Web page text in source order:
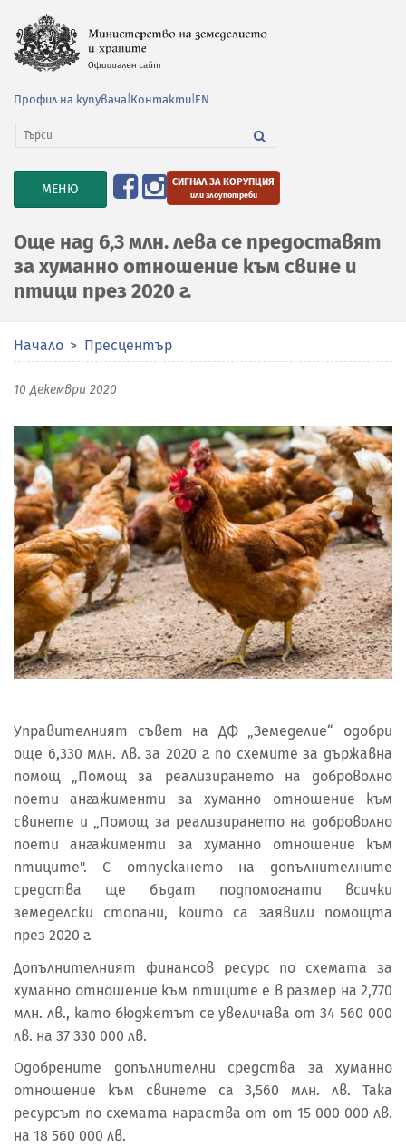
Профил на купувача Контакти EN
TOGGLE
NAVIGATION
МЕНЮ СИГНАЛ ЗА КОРУПЦИЯ
или злоупотреби
Още над 6,3 млн. лева се предоставят
за хуманно отношение към свине и
птици през 2020 г.
Начало Пресцентър
10 Декември 2020
Управителният съвет на ДФ „Земеделие“ одобри
още 6,330 млн. лв. за 2020 г. по схемите за държавна
помощ „Помощ за реализирането на доброволно
поети ангажименти за хуманно отношение към
свинете и „Помощ за реализирането на доброволно
поети ангажименти за хуманно отношение към
птиците". С отпускането на допълнителните
средства ще бъдат подпомогнати всички
земеделски стопани, които са заявили помощта
през 2020 г.
Допълнителният финансов ресурс по схемата за
хуманно отношение към птиците е в размер на 2,770
млн. лв., като бюджетът се увеличава от 34 560 000
лв. на 37 330 000 лв.
Одобрените допълнителни средства за хуманно
отношение към свинете са 3,560 млн. лв. Така
ресурсът по схемата нараства от от 15 000 000 лв.
на 18 560 000 лв.